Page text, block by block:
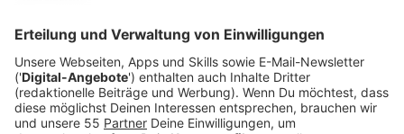
Die Gründe für diesen besorgniserregenden Trend sind
vielfältig. Gesellschaftliche Polarisierung und
wirtschaftlicher Stress tragen zu einer erhöhten
Aggressivität und Spannungen in der Bevölkerung bei,
die Konflikte häufiger eskalieren lassen. Regionale